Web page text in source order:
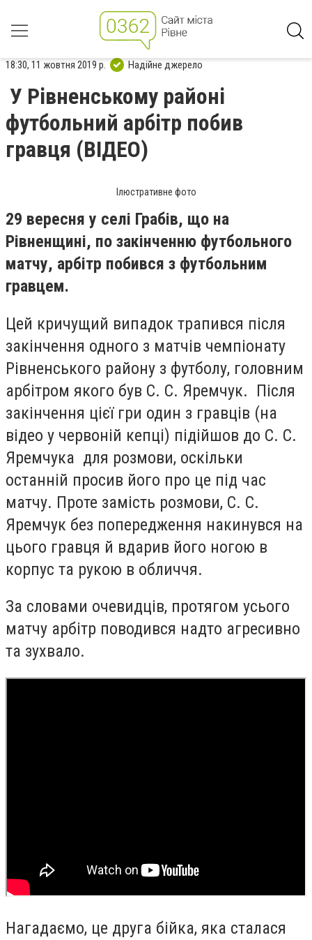
18:30, 11 жовтня 2019 р. Надійне джерело
У Рівненському районі
футбольний арбітр побив
гравця (ВІДЕО)
Ілюстративне фото
29 вересня у селі Грабів, що на
Рівненщині, по закінченню футбольного
матчу, арбітр побився з футбольним
гравцем.
Цей кричущий випадок трапився після
закінчення одного з матчів чемпіонату
Рівненського району з футболу, головним
арбітром якого був С. С. Яремчук. Після
закінчення цієї гри один з гравців (на
відео у червоній кепці) підійшов до С. С.
Яремчука для розмови, оскільки
останній просив його про це під час
матчу. Проте замість розмови, С. С.
Яремчук без попередження накинувся на
цього гравця й вдарив його ногою в
корпус та рукою в обличчя.
За словами очевидців, протягом усього
матчу арбітр поводився надто агресивно
та зухвало.
Нагадаємо, це друга бійка, яка сталася